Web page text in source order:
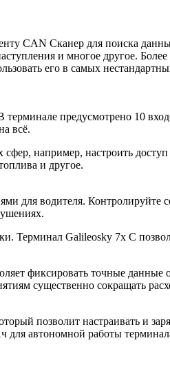
CAN Сканер для поиска
и многое другое.
его в самых
предусмотрено 10
всё.
например, настроить
и другое.
для водителя. Контролируйте
Терминал Galileosky 7x C
фиксировать точные данные
существенно сокращать
позволит настраивать и
автономной работы